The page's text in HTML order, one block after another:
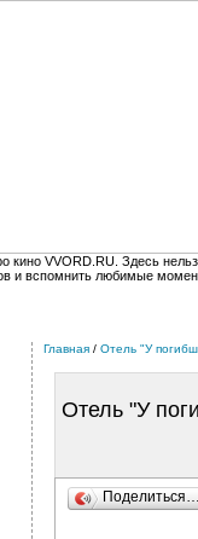
кино VVORD.RU. Здесь
и вспомнить любимые
Главная / Отель "У
Отель "У